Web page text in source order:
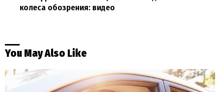
колеса обозрения: видео
You May Also Like